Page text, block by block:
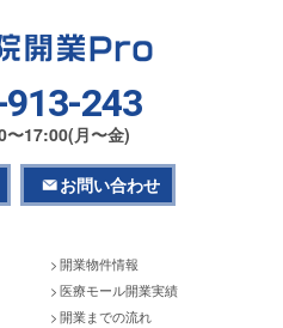
243
〜17:00(月〜金)
お問い合わせ
開業物件情報
医療モール開業実績
開業までの流れ